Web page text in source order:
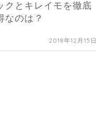
クとキレイモを徹底
なのは？
2018年12月15日